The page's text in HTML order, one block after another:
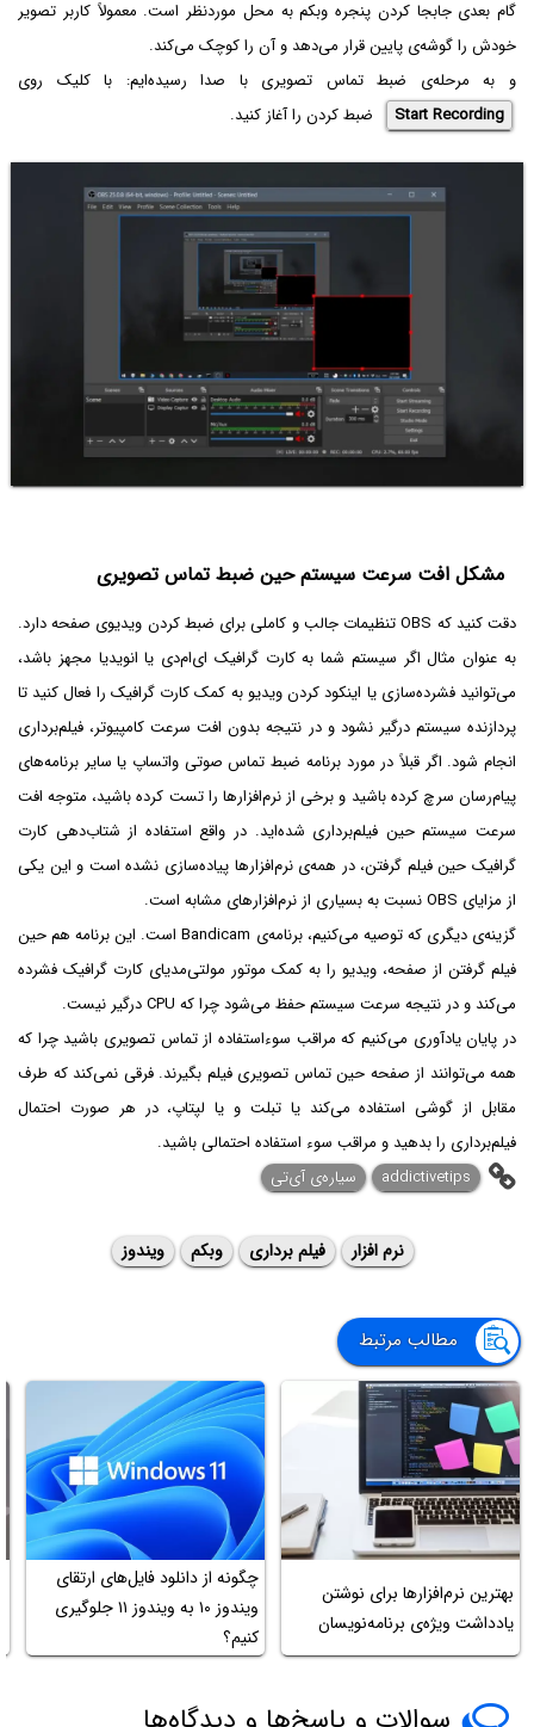
گام بعدی جابجا کردن پنجره وبکم به محل موردنظر است. معمولاً کاربر تصویر
خودش را گوشه‌ی پایین قرار می‌دهد و آن را کوچک می‌کند.
و به مرحله‌ی ضبط تماس تصویری با صدا رسیده‌ایم: با کلیک روی
Start Recording
ضبط کردن را آغاز کنید.
مشکل افت سرعت سیستم حین ضبط تماس تصویری
دقت کنید که OBS تنظیمات جالب و کاملی برای ضبط کردن ویدیوی صفحه دارد.
به عنوان مثال اگر سیستم شما به کارت گرافیک ای‌ام‌دی یا انویدیا مجهز باشد،
می‌توانید فشرده‌سازی یا اینکود کردن ویدیو به کمک کارت گرافیک را فعال کنید تا
پردازنده سیستم درگیر نشود و در نتیجه بدون افت سرعت کامپیوتر، فیلم‌برداری
انجام شود. اگر قبلاً در مورد برنامه ضبط تماس صوتی واتساپ یا سایر برنامه‌های
پیام‌رسان سرچ کرده باشید و برخی از نرم‌افزارها را تست کرده باشید، متوجه افت
سرعت سیستم حین فیلم‌برداری شده‌اید. در واقع استفاده از شتاب‌دهی کارت
گرافیک حین فیلم گرفتن، در همه‌ی نرم‌افزارها پیاده‌سازی نشده است و این یکی
از مزایای OBS نسبت به بسیاری از نرم‌افزارهای مشابه است.
گزینه‌ی دیگری که توصیه می‌کنیم، برنامه‌ی Bandicam است. این برنامه هم حین
فیلم گرفتن از صفحه، ویدیو را به کمک موتور مولتی‌مدیای کارت گرافیک فشرده
می‌کند و در نتیجه سرعت سیستم حفظ می‌شود چرا که CPU درگیر نیست.
در پایان یادآوری می‌کنیم که مراقب سوءاستفاده از تماس تصویری باشید چرا که
همه می‌توانند از صفحه حین تماس تصویری فیلم بگیرند. فرقی نمی‌کند که طرف
مقابل از گوشی استفاده می‌کند یا تبلت و یا لپتاپ، در هر صورت احتمال
فیلم‌برداری را بدهید و مراقب سوء استفاده‌ احتمالی باشید.
addictivetips
سیاره‌ی آی‌تی
نرم افزار فیلم برداری وبکم ویندوز
مطالب مرتبط
بهترین نرم‌افزارها برای نوشتن
یادداشت ویژه‌ی برنامه‌نویسان
چگونه از دانلود فایل‌های ارتقای
ویندوز ۱۰ به ویندوز ۱۱ جلوگیری
کنیم؟